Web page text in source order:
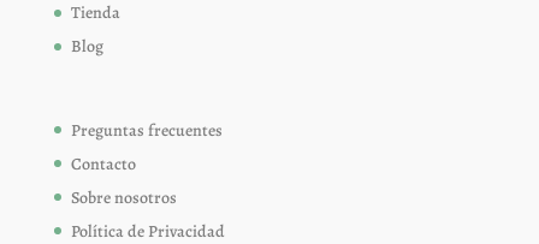
Tienda
Blog
Preguntas frecuentes
Contacto
Sobre nosotros
Política de Privacidad